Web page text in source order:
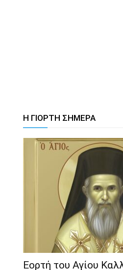
Η ΓΙΟΡΤΗ ΣΗΜΕΡΑ
Εορτή του Αγίου